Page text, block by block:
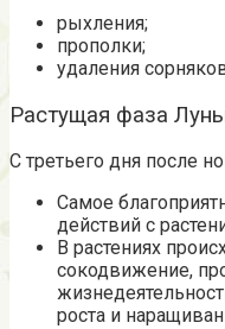
рыхления;
прополки;
удаления
Растущая фаза
С третьего дня после
Самое
действий с
В растениях
сокодвижение,
роста и